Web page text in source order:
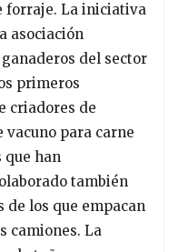
forraje. La iniciativa
asociación
del sector
primeros
criadores de
vacuno para carne
que han
también
de los que empacan
camiones. La